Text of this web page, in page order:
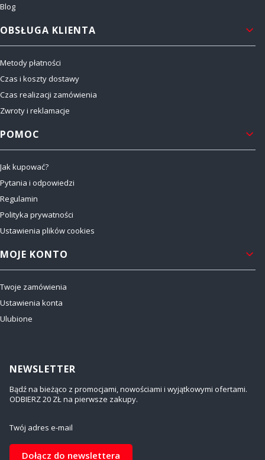
Blog
OBSŁUGA KLIENTA
Metody płatności
Czas i koszty dostawy
Czas realizacji zamówienia
Zwroty i reklamacje
POMOC
Jak kupować?
Pytania i odpowiedzi
Regulamin
Polityka prywatności
Ustawienia plików cookies
MOJE KONTO
Twoje zamówienia
Ustawienia konta
Ulubione
NEWSLETTER
Bądź na bieżąco z promocjami, nowościami i wyjątkowymi ofertami.
ODBIERZ 20 ZŁ na pierwsze zakupy.
Twój adres e-mail
Dołącz do newslettera